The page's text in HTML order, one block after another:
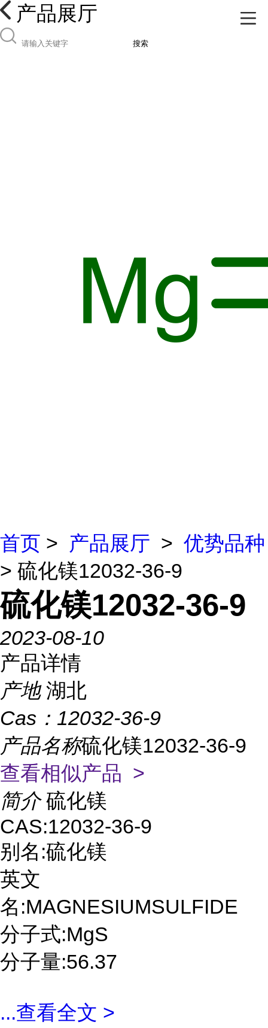
产品展厅
搜索
首页 > 产品展厅 > 优势品种
> 硫化镁12032-36-9
硫化镁12032-36-9
2023-08-10
产品详情
产地 湖北
Cas： 12032-36-9
产品名称硫化镁12032-36-9
查看相似产品 >
简介 硫化镁
CAS:12032-36-9
别名:硫化镁
英文
名:MAGNESIUMSULFIDE
分子式:MgS
分子量:56.37
...查看全文 >